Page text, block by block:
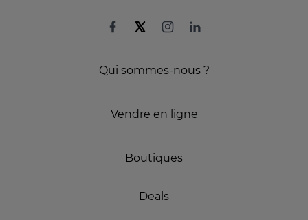
Qui sommes-nous ?
Vendre en ligne
Boutiques
Deals